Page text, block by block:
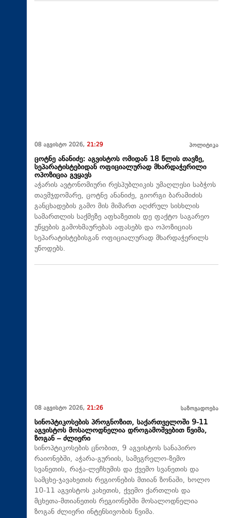
08 აგვისტო 2026, 21:29 პოლიტიკა
ცოტნე ანანიძე: აგვისტოს ომიდან 18 წლის თავზე,
სეპარატისტებიდან ოფიციალურად მხარდაჭერილი
ოპოზიცია გვყავს
აჭარის ავტონომიური რესპუბლიკის უმაღლესი საბჭოს
თავმჯდომარე, ცოტნე ანანიძე, გიორგი ბარამიძის
განცხადების გამო მის მიმართ აღძრულ სისხლის
სამართლის საქმეზე აფხაზეთის დე ფაქტო საგარეო
უწყების გამოხმაურებას აფასებს და ოპოზიციას
სეპარატისტებისგან ოფიციალურად მხარდაჭერილს
უწოდებს.
08 აგვისტო 2026, 21:26 საზოგადოება
სინოპტიკოსების პროგნოზით, საქართველოში 9-11
აგვისტოს მოსალოდნელია დროგამოშვებით წვიმა,
ზოგან – ძლიერი
სინოპტიკოსების ცნობით, 9 აგვისტოს სანაპირო
რაიონებში, აჭარა-გურიის, სამეგრელო-ზემო
სვანეთის, რაჭა-ლეჩხუმის და ქვემო სვანეთის და
სამცხე-ჯავახეთის რეგიონების მთიან ზონაში, ხოლო
10-11 აგვისტოს კახეთის, ქვემო ქართლის და
მცხეთა-მთიანეთის რეგიონებში მოსალოდნელია
ზოგან ძლიერი ინტენსივობის წვიმა.